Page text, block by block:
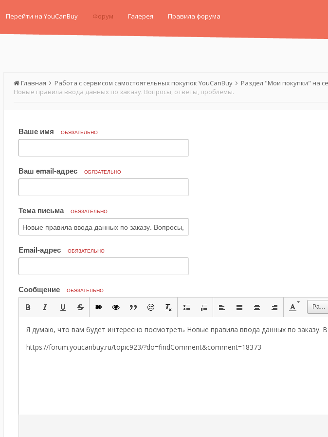
Перейти на YouCanBuy Форум Галерея Правила форума
Главная Работа с сервисом самостоятельных покупок YouCanBuy
Раздел "Мои покупки" на
Новые правила ввода данных по заказу. Вопросы, ответы, проблемы.
Ваше имя ОБЯЗАТЕЛЬНО
Ваш email-адрес ОБЯЗАТЕЛЬНО
Тема письма ОБЯЗАТЕЛЬНО
Email-адрес ОБЯЗАТЕЛЬНО
Сообщение ОБЯЗАТЕЛЬНО
Размер
Я думаю, что вам будет интересно посмотреть Новые правила ввода данных по заказу.
https://forum.youcanbuy.ru/topic923/?do=findComment&comment=18373